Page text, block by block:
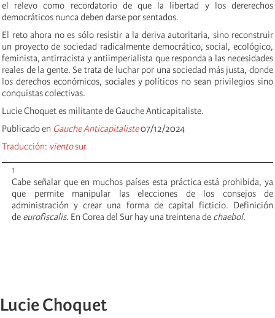
el relevo como recordatorio de que la libertad y los dererechos
democráticos nunca deben darse por sentados.
El reto ahora no es sólo resistir a la deriva autoritaria, sino reconstruir
un proyecto de sociedad radicalmente democrático, social, ecológico,
feminista, antirracista y antiimperialista que responda a las necesidades
reales de la gente. Se trata de luchar por una sociedad más justa, donde
los derechos económicos, sociales y políticos no sean privilegios sino
conquistas colectivas.
Lucie Choquet es militante de Gauche Anticapitaliste.
Publicado en Gauche Anticapitaliste07/12/2024
Traducción: vientosur
1
Cabe señalar que en muchos países esta práctica está prohibida, ya
que permite manipular las elecciones de los consejos de
administración y crear una forma de capital ficticio. Definición
de eurofiscalis. En Corea del Sur hay una treintena de chaebol.
Lucie Choquet